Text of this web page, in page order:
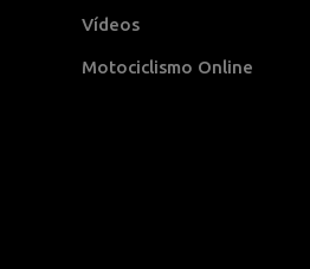
Vídeos
Motociclismo Online